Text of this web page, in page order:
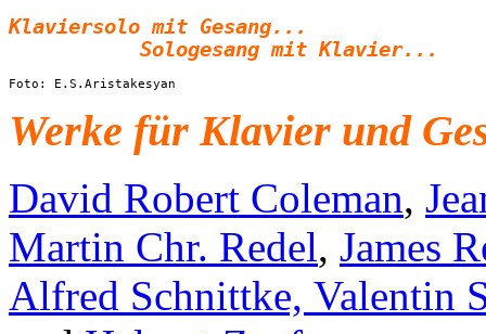
Klaviersolo mit Gesang...
Sologesang mit Klavier...
Foto: E.S.Aristakesyan
Werke für Klavier und
David Robert Coleman,
Martin Chr. Redel, James
Alfred Schnittke, Valentin